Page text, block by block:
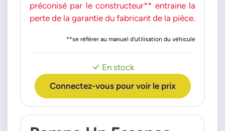
En stock
Connectez-vous pour voir le prix
préconisé par le constructeur** entraine la
perte de la garantie du fabricant de la pièce.
**se référer au manuel d'utilisation du véhicule